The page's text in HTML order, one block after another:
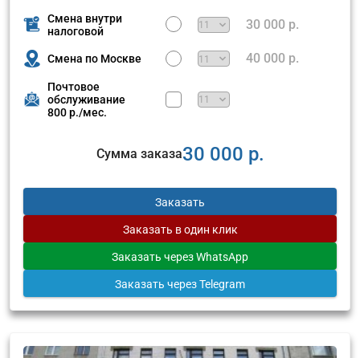
Смена внутри
налоговой
30 000 р.
Смена по Москве 40 000 р.
Почтовое
обслуживание
800 р./мес.
Сумма заказа30 000 р.
Заказать
Заказать в один клик
Заказать через WhatsApp
Заказать через Telegram